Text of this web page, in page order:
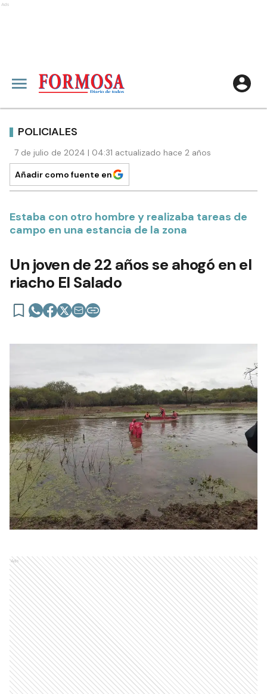
Ads
POLICIALES
7 de julio de 2024 | 04:31 actualizado hace 2 años
Añadir como fuente en
Estaba con otro hombre y realizaba tareas de
campo en una estancia de la zona
Un joven de 22 años se ahogó en el
riacho El Salado
Ads